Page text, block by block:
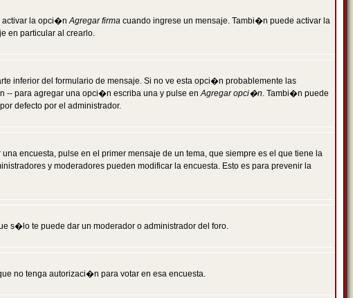
activar la opci�nAgregar firma cuando ingrese un mensaje. Tambi�n puede activar la
en particular al crearlo.
inferior del formulario de mensaje. Si no ve esta opci�n probablemente las
-- para agregar una opci�n escriba una y pulse enAgregar opci�n. Tambi�n puede
defecto por el administrador.
encuesta, pulse en el primer mensaje de un tema, que siempre es el que tiene la
y moderadores pueden modificar la encuesta. Esto es para prevenir la
s�lo te puede dar un moderador o administrador del foro.
no tenga autorizaci�n para votar en esa encuesta.